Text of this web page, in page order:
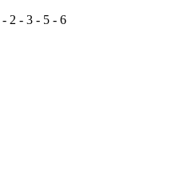
- 2 - 3 - 5 - 6